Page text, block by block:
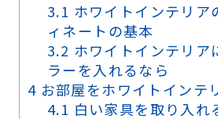
3.1 ホワイトインテリア
ィネートの基本
3.2 ホワイトインテリア
ラーを入れるなら
4 お部屋をホワイトインテ
4.1 白い家具を取り入れ